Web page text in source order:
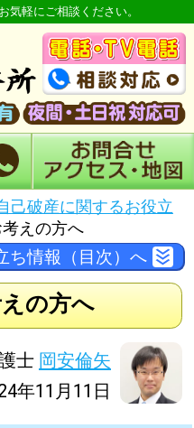
気軽にご相談ください。
己破産に関するお役立
えの方へ
ち情報（目次）へ
の方へ
士 岡安倫矢
年11月11日